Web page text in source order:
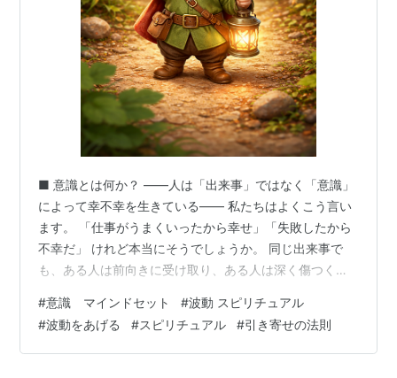
■ 意識とは何か？ ――人は「出来事」ではなく「意識」
によって幸不幸を生きている―― 私たちはよくこう言い
ます。 「仕事がうまくいったから幸せ」「失敗したから
不幸だ」 けれど本当にそうでしょうか。 同じ出来事で
も、ある人は前向きに受け取り、ある人は深く傷つく。
ば、意識とは 自分が今何を感じているかを知る働き 世界
を体験として受け取る力 「私は今ここにいる」と気づく
状態 脳の活動によって生まれると考えられています。 け
#意識 マインドセット #波動 スピリチュアル
#波動をあげる #スピリチュアル #引き寄せの法則